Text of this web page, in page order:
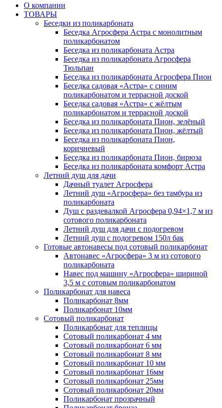
О компании
ТОВАРЫ
Беседки из поликарбоната
Беседка Агросфера Астра с монолитным
поликарбонатом
Беседка из поликарбоната Астра
Беседка из поликарбоната Агросфера
Тюльпан
Беседка из поликарбоната Агросфера Пион
Беседка садовая «Астра» с синим
поликарбонатом и террасной доской
Беседка садовая «Астра» с жёлтым
поликарбонатом и террасной доской
Беседка из поликарбоната Пион, зелёный
Беседка из поликарбоната Пион, жёлтый
Беседка из поликарбоната Пион,
коричневый
Беседка из поликарбоната Пион, бирюза
Беседка из поликарбоната комфорт Астра
Летний душ для дачи
Дачный туалет Агросфера
Летний душ «Агросфера» без тамбура из
поликарбоната
Душ с раздевалкой Агросфера 0,94×1,7 м из
сотового поликарбоната
Летний душ для дачи с подогревом
Летний душ с подогревом 150л бак
Готовые автонавесы под сотовый поликарбонат
Автонавес «Агросфера» 3 м из сотового
поликарбоната
Навес под машину «Агросфера» шириной
3,5 м с сотовым поликарбонатом
Поликарбонат для навеса
Поликарбонат 8мм
Поликарбонат 10мм
Сотовый поликарбонат
Поликарбонат для теплицы
Сотовый поликарбонат 4 мм
Сотовый поликарбонат 6 мм
Сотовый поликарбонат 8 мм
Сотовый поликарбонат 10 мм
Сотовый поликарбонат 16мм
Сотовый поликарбонат 25мм
Сотовый поликарбонат 20мм
Поликарбонат прозрачный